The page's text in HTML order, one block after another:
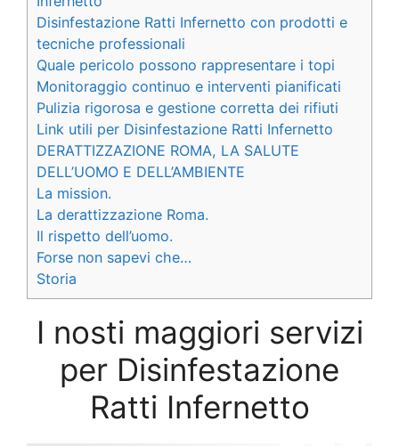
Disinfestazione Ratti Infernetto con prodotti e
tecniche professionali
Quale pericolo possono rappresentare i topi
Monitoraggio continuo e interventi pianificati
Pulizia rigorosa e gestione corretta dei rifiuti
Link utili per Disinfestazione Ratti Infernetto
DERATTIZZAZIONE ROMA, LA SALUTE
DELL’UOMO E DELL’AMBIENTE
La mission.
La derattizzazione Roma.
Il rispetto dell’uomo.
Forse non sapevi che…
Storia
I nosti maggiori servizi
per Disinfestazione
Ratti Infernetto